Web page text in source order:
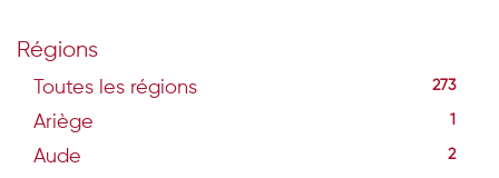
Régions
Toutes les régions 273
Ariège 1
Aude 2